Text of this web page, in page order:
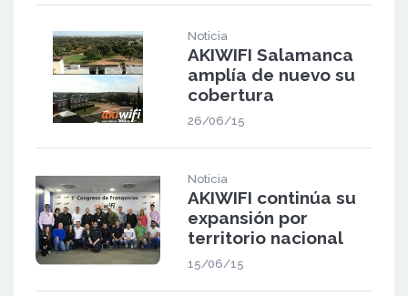
Noticia
AKIWIFI Salamanca
amplía de nuevo su
cobertura
26/06/15
Noticia
AKIWIFI continúa su
expansión por
territorio nacional
15/06/15